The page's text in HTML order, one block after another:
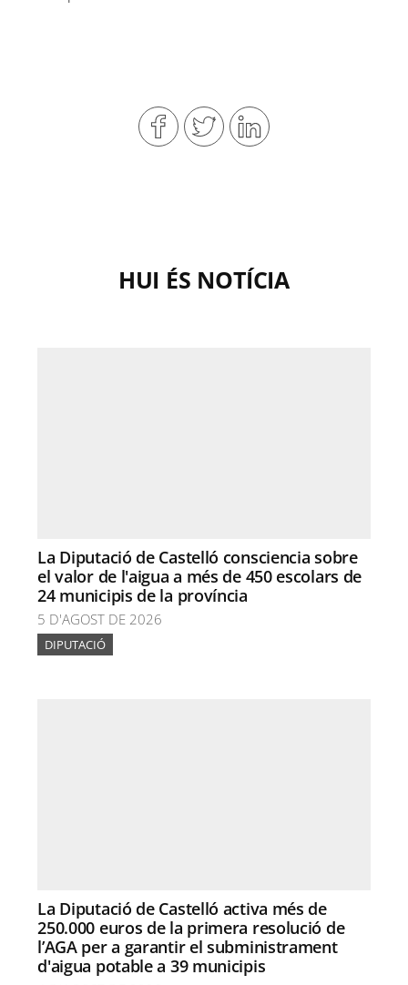
HUI ÉS NOTÍCIA
La Diputació de Castelló consciencia sobre
el valor de l'aigua a més de 450 escolars de
24 municipis de la província
5 D'AGOST DE 2026
DIPUTACIÓ
La Diputació de Castelló activa més de
250.000 euros de la primera resolució de
l’AGA per a garantir el subministrament
d'aigua potable a 39 municipis